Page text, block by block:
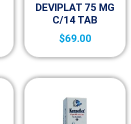
DEVIPLAT 75 MG
C/14 TAB
$69.00